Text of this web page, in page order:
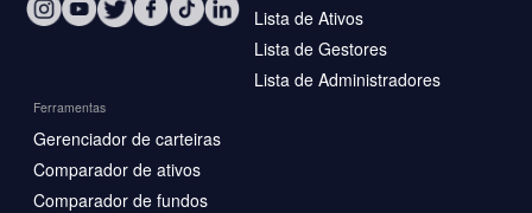
Lista de Ativos
Lista de Gestores
Lista de Administradores
Ferramentas
Gerenciador de carteiras
Comparador de ativos
Comparador de fundos